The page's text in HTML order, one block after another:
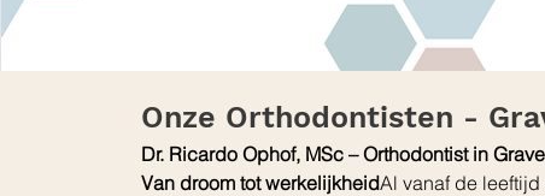
Onze Orthodontisten -
Dr. Ricardo Ophof, MSc – Orthodontist in Grave
Van droom tot werkelijkheidAl vanaf de